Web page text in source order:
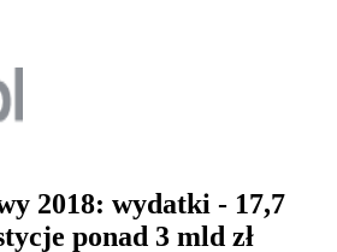
2018: wydatki - 17,7
ponad 3 mld zł